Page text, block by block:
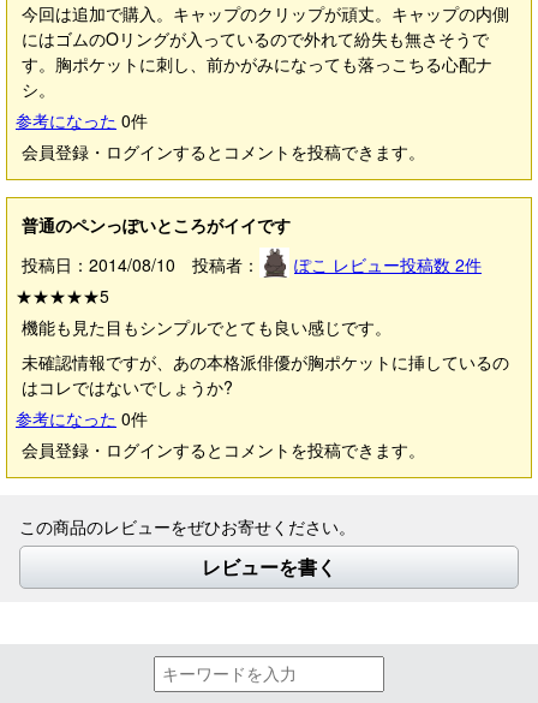
今回は追加で購入。キャップのクリップが頑丈。キャップの内側
にはゴムのOリングが入っているので外れて紛失も無さそうで
す。胸ポケットに刺し、前かがみになっても落っこちる心配ナ
シ。
参考になった 0件
会員登録・ログインするとコメントを投稿できます。
普通のペンっぽいところがイイです
投稿日：2014/08/10 投稿者：
ぽこ レビュー投稿数 2件
★★★★★5
機能も見た目もシンプルでとても良い感じです。
未確認情報ですが、あの本格派俳優が胸ポケットに挿しているの
はコレではないでしょうか?
参考になった 0件
会員登録・ログインするとコメントを投稿できます。
この商品のレビューをぜひお寄せください。
レビューを書く